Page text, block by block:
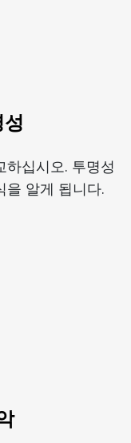
하십시오. 투명성
을 알게 됩니다.